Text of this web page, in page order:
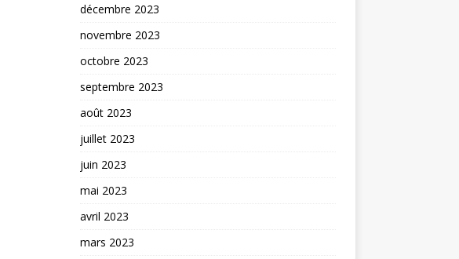
décembre 2023
novembre 2023
octobre 2023
septembre 2023
août 2023
juillet 2023
juin 2023
mai 2023
avril 2023
mars 2023